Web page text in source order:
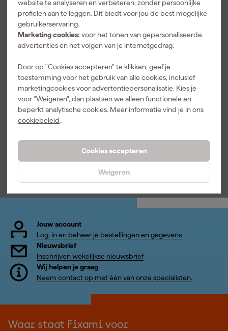
website te analyseren en verbeteren, zonder persoonlijke
profielen aan te leggen. Dit biedt voor jou de best mogelijke
gebruikerservaring.
Marketing cookies: voor het tonen van gepersonaliseerde
advertenties en het volgen van je internetgedrag.
Door op "Cookies accepteren" te klikken, geef je
toestemming voor het gebruik van alle cookies, inclusief
marketingcookies voor advertentiepersonalisatie. Kies je
voor "Weigeren", dan plaatsen we alleen functionele en
beperkt analytische cookies. Meer informatie vind je in ons
cookiebeleid.
Cookies accepteren
Weigeren
Festool HO-
FT2 M Trui
met
capuchon -
Maat M
Maandag
bezorgd
Afgelopen 30 dgn 48,99
46,99
Jouw account
Log-in en beheer je bestellingen en gegevens
Nieuwsbrief
Inschrijven wekelijkse nieuwsbrief
Wij helpen je graag
Neem contact op met één van onze specialisten.
Waar staat Fixami voor